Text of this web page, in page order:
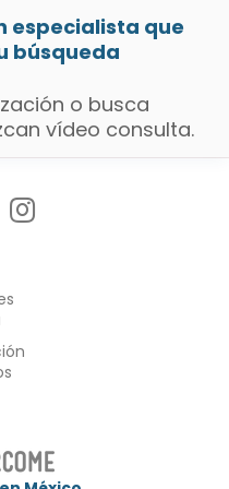
especialista que
búsqueda
o busca
vídeo consulta.